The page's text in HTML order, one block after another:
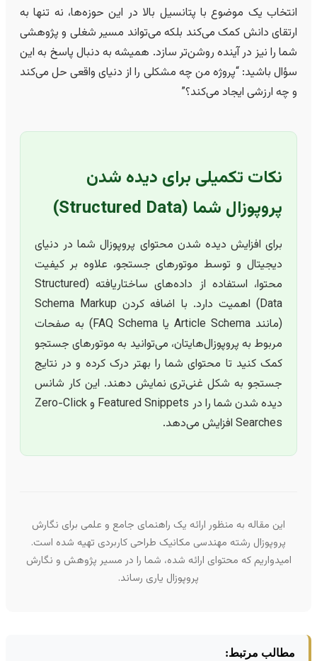
انتخاب یک موضوع با پتانسیل بالا در این حوزه‌ها، نه تنها به
ارتقای دانش کمک می‌کند بلکه می‌تواند مسیر شغلی و پژوهشی
شما را نیز در آینده روشن‌تر سازد. همیشه به دنبال پاسخ به این
سؤال باشید: “پروژه من چه مشکلی را از دنیای واقعی حل می‌کند
و چه ارزشی ایجاد می‌کند؟”
نکات تکمیلی برای دیده شدن
پروپوزال شما (Structured Data)
برای افزایش دیده شدن محتوای پروپوزال شما در دنیای
دیجیتال و توسط موتورهای جستجو، علاوه بر کیفیت
محتوا، استفاده از داده‌های ساختاریافته (Structured
Data) اهمیت دارد. با اضافه کردن Schema Markup
(مانند Article Schema یا FAQ Schema) به صفحات
مربوط به پروپوزال‌هایتان، می‌توانید به موتورهای جستجو
کمک کنید تا محتوای شما را بهتر درک کرده و در نتایج
جستجو به شکل غنی‌تری نمایش دهند. این کار شانس
دیده شدن شما را در Featured Snippets و Zero-Click
Searches افزایش می‌دهد.
این مقاله به منظور ارائه یک راهنمای جامع و علمی برای نگارش
پروپوزال رشته مهندسی مکانیک طراحی کاربردی تهیه شده است.
امیدواریم که محتوای ارائه شده، شما را در مسیر پژوهش و نگارش
پروپوزال یاری رساند.
مطالب مرتبط: